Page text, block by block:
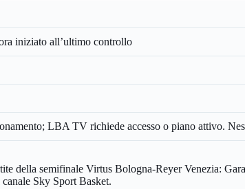
iniziato all’ultimo controllo
LBA TV richiede accesso o piano attivo.
della semifinale Virtus Bologna-Reyer Venezia:
Sky Sport Basket.